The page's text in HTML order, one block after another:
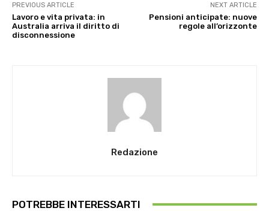
PREVIOUS ARTICLE
Lavoro e vita privata: in
Australia arriva il diritto di
disconnessione
NEXT ARTICLE
Pensioni anticipate: nuove
regole all’orizzonte
Redazione
POTREBBE INTERESSARTI